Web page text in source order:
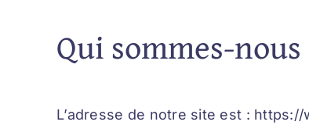
Qui sommes-nous
L’adresse de notre site est :